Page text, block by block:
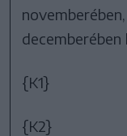
decemberében
{K1}
{K2}